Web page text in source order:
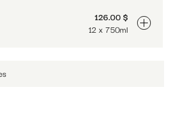
126.00 $
12 x 750ml